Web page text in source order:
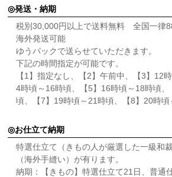
発送・納期
税別30,000円以上で送料無料 全国一律
海外発送可能
ゆうパックで送らせていただきます。
下記の時間指定が可能です。
【1】指定なし、【2】午前中、【3】12
4時頃～16時頃、【5】16時頃～18時頃
頃、【7】19時頃～21時頃、【8】20時頃
お仕立て納期
特選仕立て（きもの人が厳選した一級和
（海外手縫い）が有ります。
納期：【きもの】特選仕立て21日、普通